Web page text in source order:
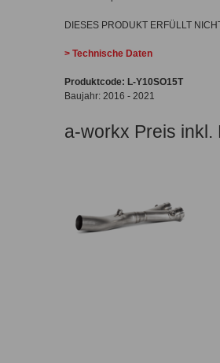
DIESES PRODUKT ERFÜLLT
> Technische Daten
Produktcode: L-Y10SO15T
Baujahr: 2016 - 2021
a-workx Preis inkl.